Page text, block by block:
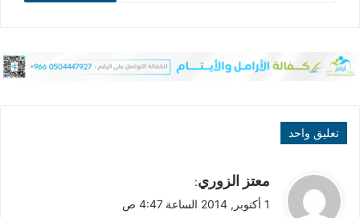
تعليق واحد
ي
ق
معتز الزوري:
1 أكتوبر, 2014 الساعة 4:47 ص